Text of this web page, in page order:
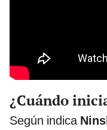
¿Cuándo
Según indica